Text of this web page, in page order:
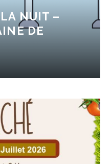
NUIT –
DE